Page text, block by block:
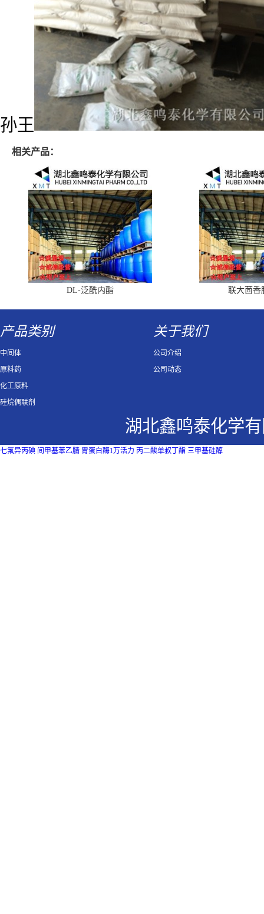
孙王
相关产品：
DL-泛酰内酯 联大茴香
产品类别
中间体
原料药
化工原料
硅烷偶联剂
关于我们
公司介绍
公司动态
湖北鑫鸣泰化学
七氟异丙碘 间甲基苯乙腈 胃蛋白酶1万活力 丙二酸单叔丁酯 三甲基硅醇